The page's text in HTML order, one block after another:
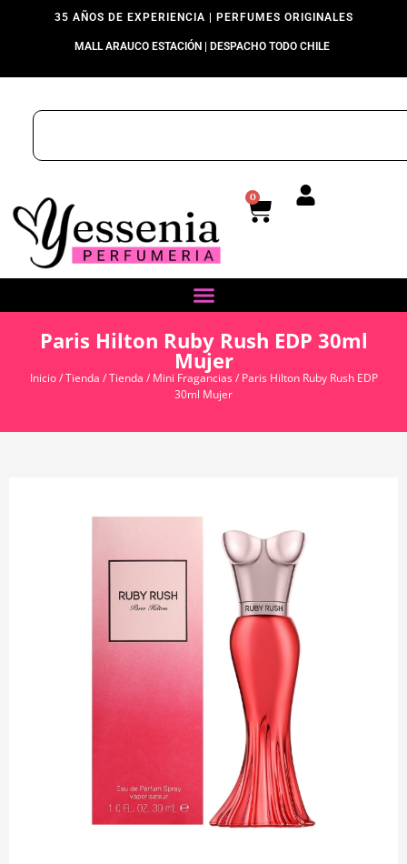
35 AÑOS DE EXPERIENCIA | PERFUMES ORIGINALES
MALL ARAUCO ESTACIÓN | DESPACHO TODO CHILE
0
Paris Hilton Ruby Rush EDP 30ml
Mujer
Inicio/Tienda /Tienda / Mini Fragancias/ Paris Hilton Ruby Rush EDP
30ml Mujer